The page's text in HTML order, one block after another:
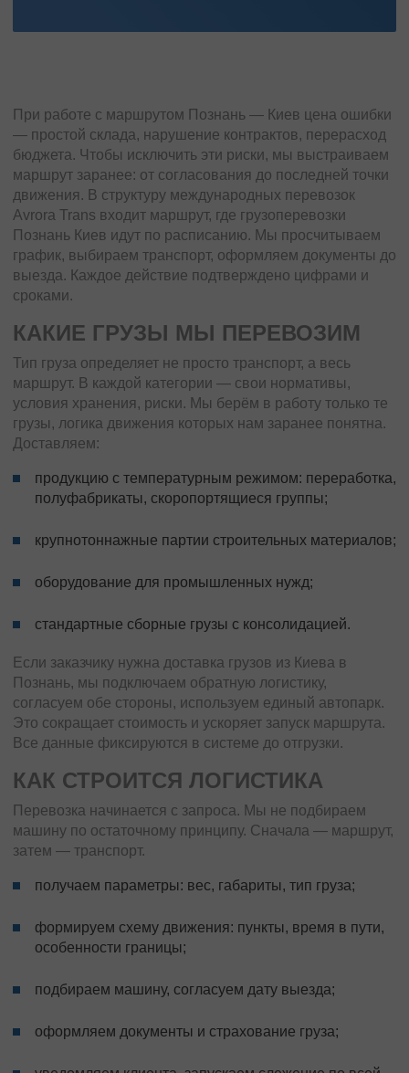
При работе с маршрутом Познань — Киев цена ошибки
— простой склада, нарушение контрактов, перерасход
бюджета. Чтобы исключить эти риски, мы выстраиваем
маршрут заранее: от согласования до последней точки
движения. В структуру международных перевозок
Avrora Trans входит маршрут, где грузоперевозки
Познань Киев идут по расписанию. Мы просчитываем
график, выбираем транспорт, оформляем документы до
выезда. Каждое действие подтверждено цифрами и
сроками.
КАКИЕ ГРУЗЫ МЫ ПЕРЕВОЗИМ
Тип груза определяет не просто транспорт, а весь
маршрут. В каждой категории — свои нормативы,
условия хранения, риски. Мы берём в работу только те
грузы, логика движения которых нам заранее понятна.
Доставляем:
продукцию с температурным режимом: переработка,
полуфабрикаты, скоропортящиеся группы;
крупнотоннажные партии строительных материалов;
оборудование для промышленных нужд;
стандартные сборные грузы с консолидацией.
Если заказчику нужна доставка грузов из Киева в
Познань, мы подключаем обратную логистику,
согласуем обе стороны, используем единый автопарк.
Это сокращает стоимость и ускоряет запуск маршрута.
Все данные фиксируются в системе до отгрузки.
КАК СТРОИТСЯ ЛОГИСТИКА
Перевозка начинается с запроса. Мы не подбираем
машину по остаточному принципу. Сначала — маршрут,
затем — транспорт.
получаем параметры: вес, габариты, тип груза;
формируем схему движения: пункты, время в пути,
особенности границы;
подбираем машину, согласуем дату выезда;
оформляем документы и страхование груза;